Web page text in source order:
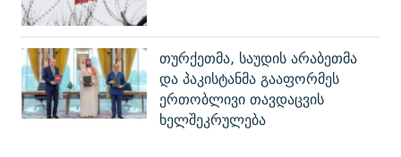
თურქეთმა, საუდის არაბეთმა
და პაკისტანმა გააფორმეს
ერთობლივი თავდაცვის
ხელშეკრულება